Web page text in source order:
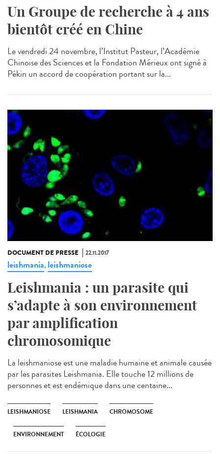
Un Groupe de recherche à 4 ans
bientôt créé en Chine
Le vendredi 24 novembre, l’Institut Pasteur, l’Académie
Chinoise des Sciences et la Fondation Mérieux ont signé à
Pékin un accord de coopération portant sur la...
DOCUMENT DE PRESSE 22.11.2017
leishmania, leishmaniose
Leishmania : un parasite qui
s’adapte à son environnement
par amplification
chromosomique
La leishmaniose est une maladie humaine et animale causée
par les parasites Leishmania. Elle touche 12 millions de
personnes et est endémique dans une centaine...
LEISHMANIOSE LEISHMANIA CHROMOSOME
ENVIRONNEMENT ÉCOLOGIE